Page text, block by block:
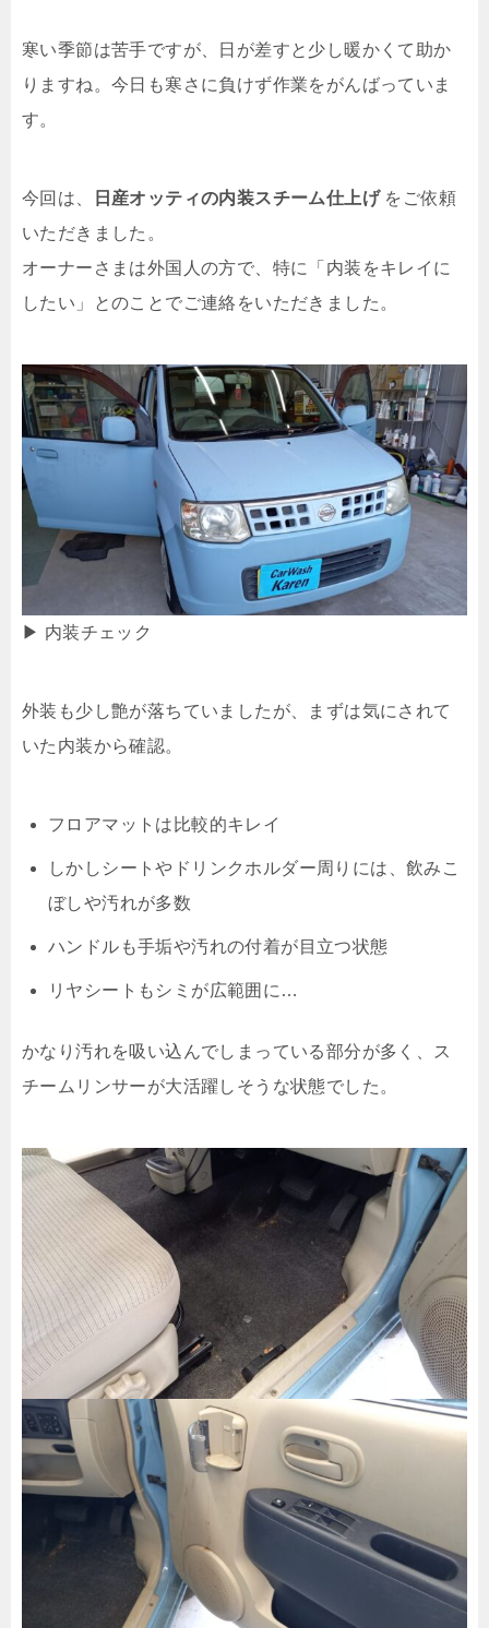
寒い季節は苦手ですが、日が差すと少し暖かくて助か
りますね。今日も寒さに負けず作業をがんばっていま
す。
今回は、 日産オッティの内装スチーム仕上げをご依頼
いただきました。
オーナーさまは外国人の方で、特に「内装をキレイに
したい」とのことでご連絡をいただきました。
▶ 内装チェック
外装も少し艶が落ちていましたが、まずは気にされて
いた内装から確認。
フロアマットは比較的キレイ
しかしシートやドリンクホルダー周りには、飲みこ
ぼしや汚れが多数
ハンドルも手垢や汚れの付着が目立つ状態
リヤシートもシミが広範囲に…
かなり汚れを吸い込んでしまっている部分が多く、ス
チームリンサーが大活躍しそうな状態でした。